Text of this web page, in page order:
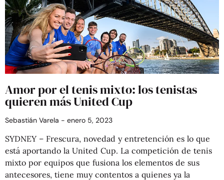
Amor por el tenis mixto: los tenistas
quieren más United Cup
Sebastián Varela enero 5, 2023
SYDNEY – Frescura, novedad y entretención es lo que
está aportando la United Cup. La competición de tenis
mixto por equipos que fusiona los elementos de sus
antecesores, tiene muy contentos a quienes ya la